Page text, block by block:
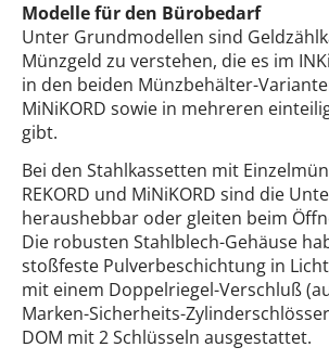
Modelle für den Bürobedarf
Unter Grundmodellen sind
Münzgeld zu verstehen, die es im
in den beiden Münzbehälter-
MiNiKORD sowie in mehreren
gibt.
Bei den Stahlkassetten mit
REKORD und MiNiKORD sind die
heraushebbar oder gleiten beim
Die robusten Stahlblech-Gehäuse
stoßfeste Pulverbeschichtung in
mit einem Doppelriegel-Verschluß
Marken-Sicherheits-
DOM mit 2 Schlüsseln ausgestattet.